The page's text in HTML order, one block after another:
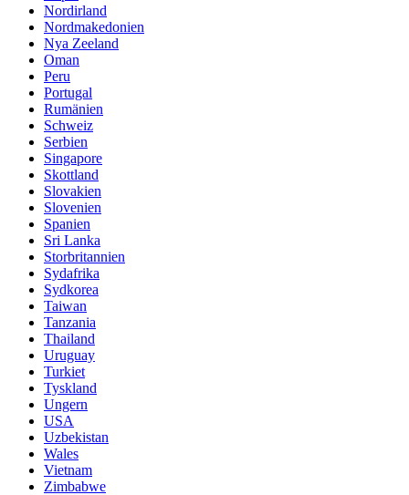
Nordirland
Nordmakedonien
Nya Zeeland
Oman
Peru
Portugal
Rumänien
Schweiz
Serbien
Singapore
Skottland
Slovakien
Slovenien
Spanien
Sri Lanka
Storbritannien
Sydafrika
Sydkorea
Taiwan
Tanzania
Thailand
Uruguay
Turkiet
Tyskland
Ungern
USA
Uzbekistan
Wales
Vietnam
Zimbabwe